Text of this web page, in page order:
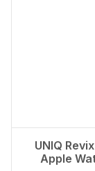
UNIQ
Apple